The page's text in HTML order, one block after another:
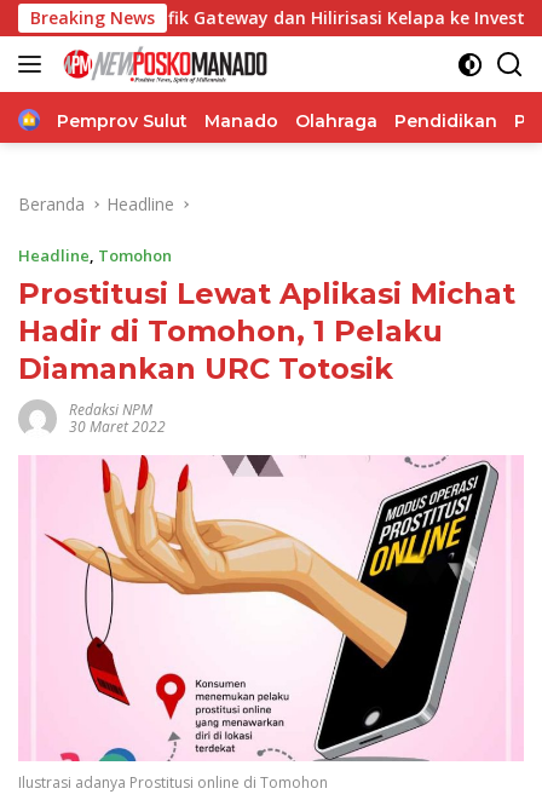
Langsung
ke
konten
Breaking News
Gateway dan Hilirisasi Kelapa ke Investor Bupati
Home
Pemprov Sulut Manado Olahraga Pendidikan
Beranda Headline
Headline, Tomohon
Prostitusi Lewat Aplikasi Michat
Hadir di Tomohon, 1 Pelaku
Diamankan URC Totosik
Redaksi NPM
30 Maret 2022
Ilustrasi adanya Prostitusi online di Tomohon